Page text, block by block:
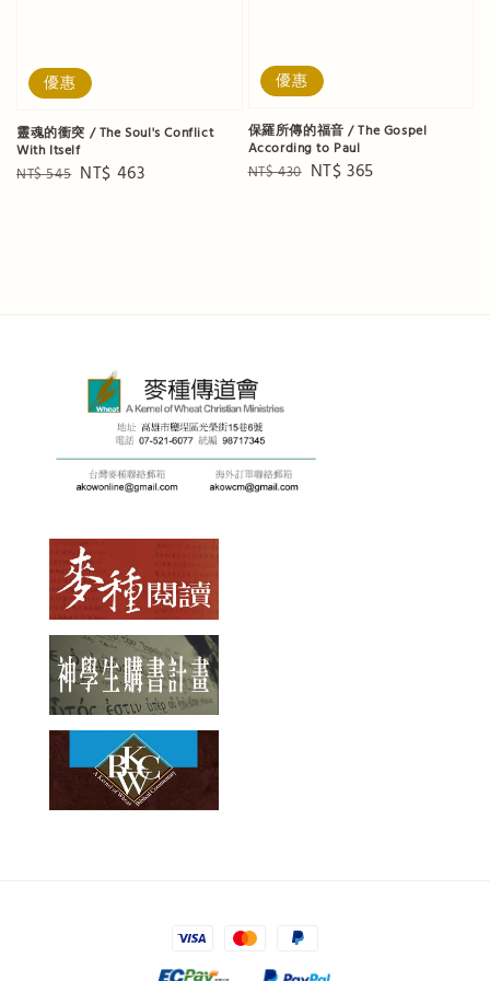
優惠
靈魂的衝突 / The Soul's Conflict
With Itself
Regular
NT$ 545 Sale
NT$ 463
優惠
保羅所傳的福音 / The Gospel
According to Paul
Regular
NT$ 430 Sale
NT$ 365